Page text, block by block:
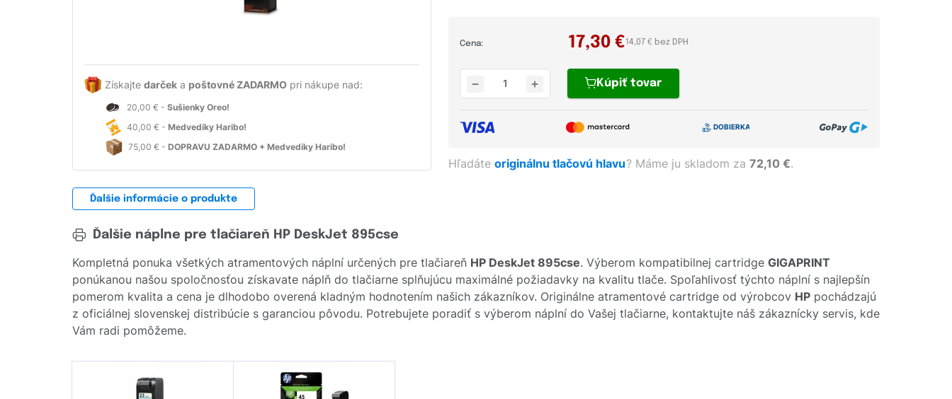
Získajte darček a poštovné ZADARMO pri nákupe nad:
20,00 € - Sušienky Oreo!
40,00 € - Medvedíky Haribo!
75,00 € - DOPRAVU ZADARMO + Medvedíky Haribo!
Cena: 17,30 € 14,07 € bez DPH
Kúpiťtovar
Hľadáteoriginálnu tlačovú hlavu? Máme ju skladom za72,10 €.
Ďalšie informácie o produkte
Ďalšie náplne pre tlačiareň HP DeskJet 895cse
Kompletná ponuka všetkých atramentových náplní určených pre tlačiareň HP DeskJet 895cse. Výberom kompatibilnej cartridge GIGAPRINT
ponúkanou našou spoločnosťou získavate náplň do tlačiarne splňujúcu maximálné požiadavky na kvalitu tlače. Spoľahlivosť týchto náplní s najlepšín
pomerom kvalita a cena je dlhodobo overená kladným hodnotením našich zákazníkov. Originálne atramentové cartridge od výrobcov HP pochádzajú
z oficiálnej slovenskej distribúcie s garanciou pôvodu. Potrebujete poradiť s výberom náplní do Vašej tlačiarne, kontaktujte náš zákaznícky servis, kde
Vám radi pomôžeme.